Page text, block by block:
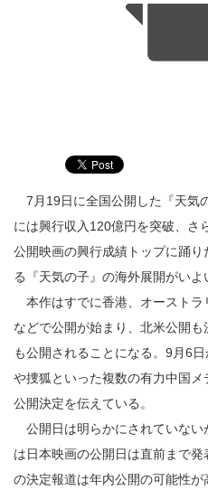
7月19日に全国公開した『天気
には興行収入120億円を突破、さ
公開映画の興行成績トップに踊
る『天気の子』の海外展開がいよ
本作はすでに香港、オーストラ
などで公開が始まり、北米公開
も公開されることになる。9月6
や捜狐といった複数の有力中国
公開決定を伝えている。
公開日は明らかにされていない
は日本映画の公開日は直前まで
の決定報道は年内公開の可能性が